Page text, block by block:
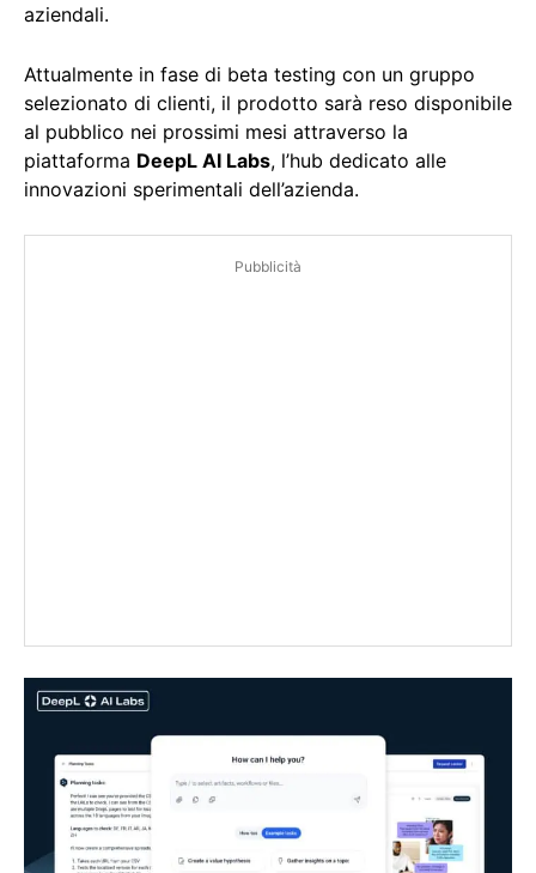
aziendali.
Attualmente in fase di beta testing con un gruppo
selezionato di clienti, il prodotto sarà reso disponibile
al pubblico nei prossimi mesi attraverso la
piattaforma DeepL AI Labs, l’hub dedicato alle
innovazioni sperimentali dell’azienda.
Pubblicità